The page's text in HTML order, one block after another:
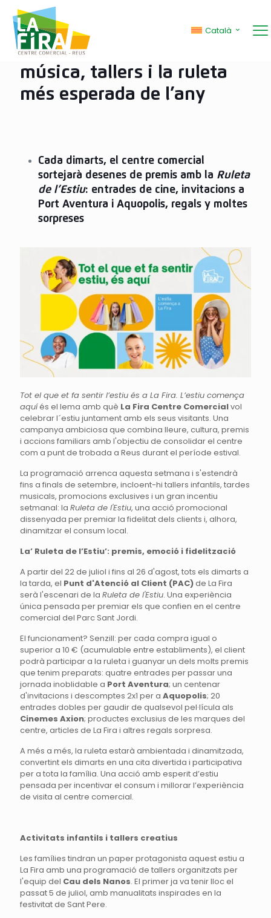
Català
La Fira celebra una
campanya d’estiu amb
música, tallers i la ruleta
més esperada de l’any
Cada dimarts, el centre comercial
sortejarà desenes de premis amb la Ruleta
de l’Estiu: entrades de cine, invitacions a
Port Aventura i Aquopolis, regals y moltes
sorpreses
Tot el que et fa sentir l’estiu és a La Fira. L’estiu comença
aquíés el lema amb què La Fira Centre Comercialvol
celebrar l´estiu juntament amb els seus visitants. Una
campanya ambiciosa que combina lleure, cultura, premis
i accions familiars amb l'objectiu de consolidar el centre
com a punt de trobada a Reus durant el període estival.
La programació arrenca aquesta setmana i s'estendrà
fins a finals de setembre, incloent-hi tallers infantils, tardes
musicals, promocions exclusives i un gran incentiu
setmanal: la Ruleta de l'Estiu, una acció promocional
dissenyada per premiar la fidelitat dels clients i, alhora,
dinamitzar el consum local.
La’ Ruleta de l’Estiu’: premis, emoció i fidelització
A partir del 22 de juliol i fins al 26 d'agost, tots els dimarts a
la tarda, el Punt d'Atenció al Client (PAC)de La Fira
serà l'escenari de la Ruleta de l'Estiu. Una experiència
única pensada per premiar els que confien en el centre
comercial del Parc Sant Jordi.
El funcionament? Senzill: per cada compra igual o
superior a 10 € (acumulable entre establiments), el client
podrà participar a la ruleta i guanyar un dels molts premis
que tenim preparats: quatre entrades per passar una
jornada inoblidable a Port Aventura; un centenar
d'invitacions i descomptes 2x1 per a Aquopolis; 20
entrades dobles per gaudir de qualsevol pel·lícula als
Cinemes Axion; productes exclusius de les marques del
centre, articles de La Fira i altres regals sorpresa.
A més a més, la ruleta estarà ambientada i dinamitzada,
convertint els dimarts en una cita divertida i participativa
per a tota la família. Una acció amb esperit d’estiu
pensada per incentivar el consum i millorar l’experiència
de visita al centre comercial.
Activitats infantils i tallers creatius
Les famílies tindran un paper protagonista aquest estiu a
La Fira amb una programació de tallers organitzats per
l'equip del Cau dels Nanos. El primer ja va tenir lloc el
passat 5 de juliol, amb manualitats inspirades en la
festivitat de Sant Pere.